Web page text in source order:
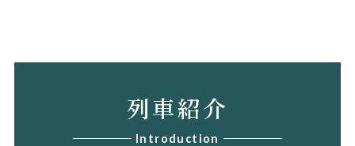
列車紹介
Introduction